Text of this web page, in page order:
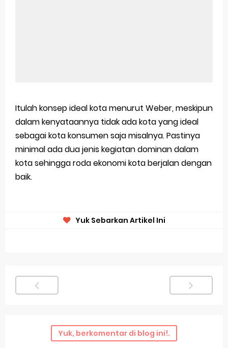
Itulah konsep ideal kota menurut Weber, meskipun
dalam kenyataannya tidak ada kota yang ideal
sebagai kota konsumen saja misalnya. Pastinya
minimal ada dua jenis kegiatan dominan dalam
kota sehingga roda ekonomi kota berjalan dengan
baik.
Yuk Sebarkan Artikel Ini
Yuk, berkomentar di blog ini!.